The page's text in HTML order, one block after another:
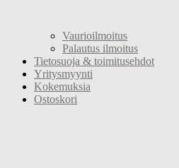
Vaurioilmoitus
Palautus ilmoitus
Tietosuoja & toimitusehdot
Yritysmyynti
Kokemuksia
Ostoskori